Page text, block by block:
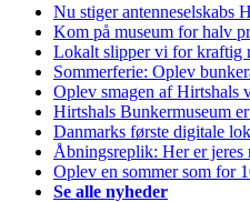
Nu stiger antenneselskabs
Kom på museum for halv
Lokalt slipper vi for kraftig
Sommerferie: Oplev
Oplev smagen af Hirtshals
Hirtshals Bunkermuseum
Danmarks første digitale
Åbningsreplik: Her er
Oplev en sommer som for
Se alle nyheder